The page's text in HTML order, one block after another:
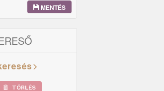
MENTÉS
TÖRLÉS